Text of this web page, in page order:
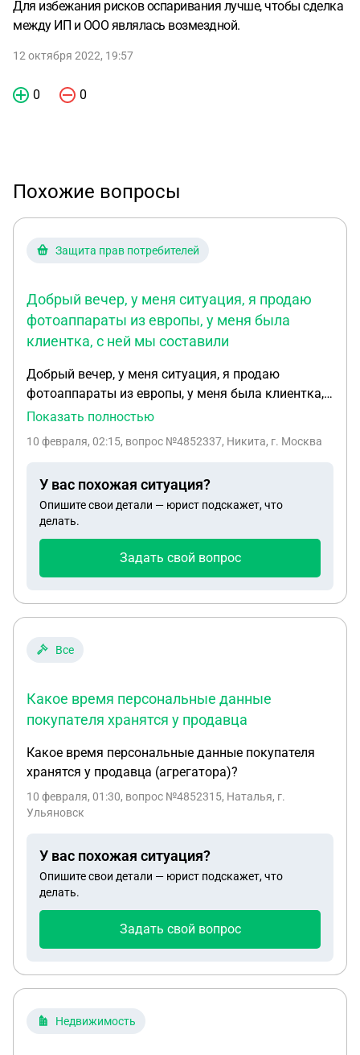
Для избежания рисков оспаривания лучше, чтобы сделка
между ИП и ООО являлась возмездной.
12 октября 2022, 19:57
0 0
Похожие вопросы
Защита прав потребителей
Добрый вечер, у меня ситуация, я продаю
фотоаппараты из европы, у меня была
клиентка, с ней мы составили
Добрый вечер, у меня ситуация, я продаю
фотоаппараты из европы, у меня была клиентка, с
ней мы составили договор, по этому договору
она заказывала уже без договора он также был
договора товара на 250 тысяч рублей, переводы
поступали на мою карту, фотоаппараты я
привезти не смог, и возврат пока еще не сделал,
пытался с ней решить мирно, но не соглашается,
Показать полностью
10 февраля, 02:15, вопрос №4852337, Никита, г. Москва
У вас похожая ситуация?
Опишите свои детали — юрист подскажет, что
делать.
Задать свой вопрос
Все
Какое время персональные данные
покупателя хранятся у продавца
Какое время персональные да­нные покупателя
хран­ятся у продавца (агр­егатора)?
10 февраля, 01:30, вопрос №4852315, Наталья, г.
Ульяновск
У вас похожая ситуация?
Опишите свои детали — юрист подскажет, что
делать.
Задать свой вопрос
Недвижимость